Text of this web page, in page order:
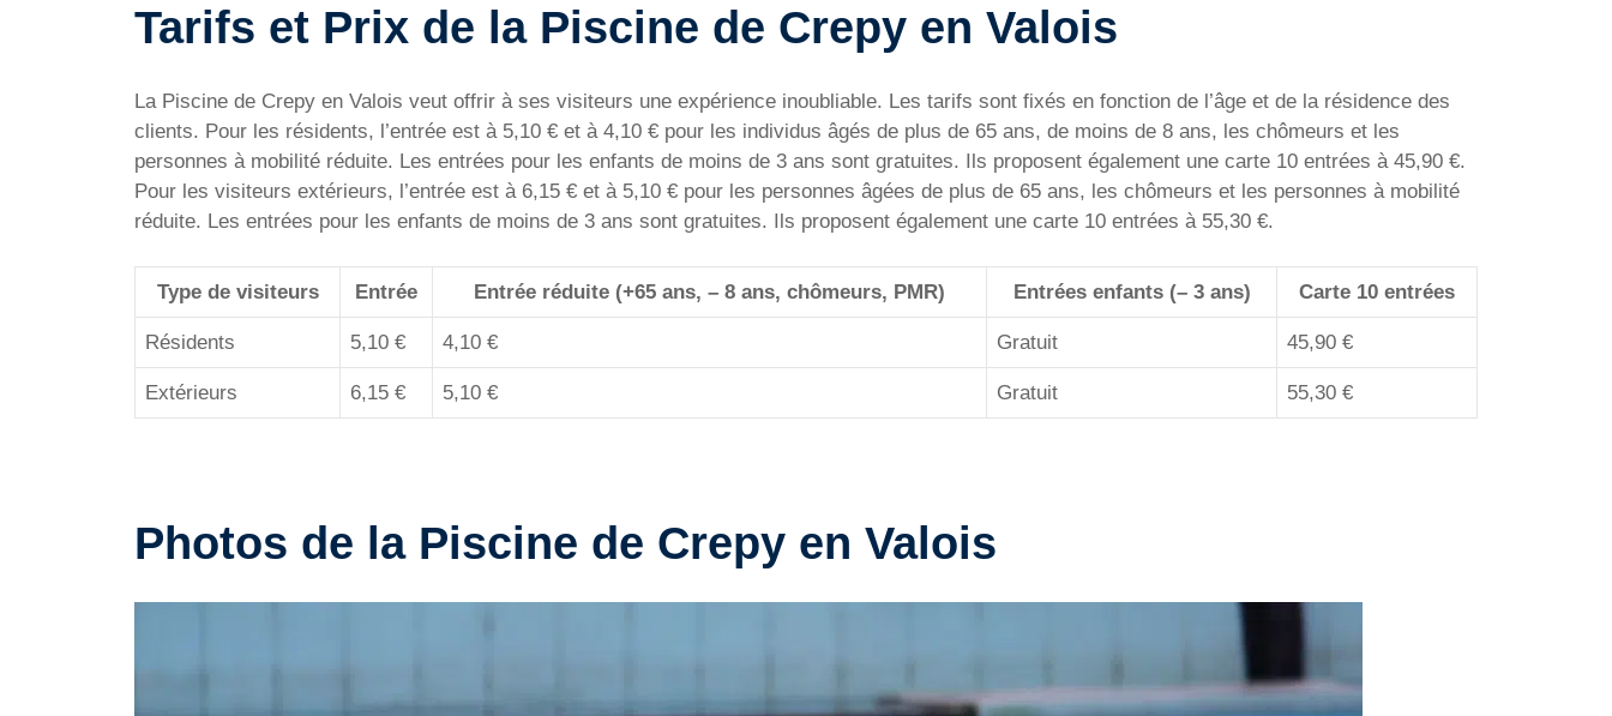
Tarifs et Prix de la Piscine de Crepy en Valois
La Piscine de Crepy en Valois veut offrir à ses visiteurs une expérience inoubliable. Les tarifs sont fixés en fonction de l’âge et de la résidence des
clients. Pour les résidents, l’entrée est à 5,10 € et à 4,10 € pour les individus âgés de plus de 65 ans, de moins de 8 ans, les chômeurs et les
personnes à mobilité réduite. Les entrées pour les enfants de moins de 3 ans sont gratuites. Ils proposent également une carte 10 entrées à 45,90 €.
Pour les visiteurs extérieurs, l’entrée est à 6,15 € et à 5,10 € pour les personnes âgées de plus de 65 ans, les chômeurs et les personnes à mobilité
réduite. Les entrées pour les enfants de moins de 3 ans sont gratuites. Ils proposent également une carte 10 entrées à 55,30 €.
Type de visiteurs Entrée Entrée réduite (+65 ans, – 8 ans, chômeurs, PMR) Entrées enfants (– 3 ans) Carte 10 entrées
Résidents 5,10 € 4,10 € Gratuit 45,90 €
Extérieurs 6,15 € 5,10 € Gratuit 55,30 €
Photos de la Piscine de Crepy en Valois